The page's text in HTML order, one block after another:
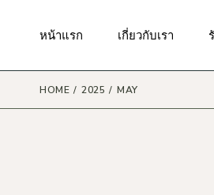
contentหน้าแรก เกี่ยวกับเรา
มาตรฐานของเรา
HOME 2025 MAY